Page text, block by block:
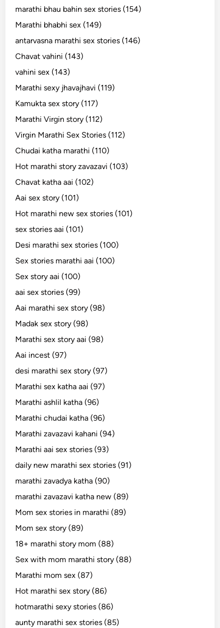
marathi bhau bahin sex stories (154)
Marathi bhabhi sex (149)
antarvasna marathi sex stories (146)
Chavat vahini (143)
vahini sex (143)
Marathi sexy jhavajhavi (119)
Kamukta sex story (117)
Marathi Virgin story (112)
Virgin Marathi Sex Stories (112)
Chudai katha marathi (110)
Hot marathi story zavazavi (103)
Chavat katha aai (102)
Aai sex story (101)
Hot marathi new sex stories (101)
sex stories aai (101)
Desi marathi sex stories (100)
Sex stories marathi aai (100)
Sex story aai (100)
aai sex stories (99)
Aai marathi sex story (98)
Madak sex story (98)
Marathi sex story aai (98)
Aai incest (97)
desi marathi sex story (97)
Marathi sex katha aai (97)
Marathi ashlil katha (96)
Marathi chudai katha (96)
Marathi zavazavi kahani (94)
Marathi aai sex stories (93)
daily new marathi sex stories (91)
marathi zavadya katha (90)
marathi zavazavi katha new (89)
Mom sex stories in marathi (89)
Mom sex story (89)
18+ marathi story mom (88)
Sex with mom marathi story (88)
Marathi mom sex (87)
Hot marathi sex story (86)
hotmarathi sexy stories (86)
aunty marathi sex stories (85)